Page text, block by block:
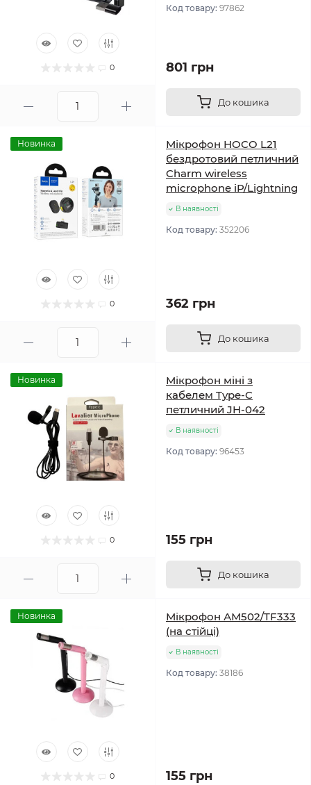
0
Код товару: 97862
801 грн
До кошика
Новинка
0
Мікрофон HOCO L21
бездротовий петличний
Charm wireless
microphone iP/Lightning
В наявності
Код товару: 352206
362 грн
До кошика
Новинка
0
Мікрофон міні з
кабелем Type-C
петличний JH-042
В наявності
Код товару: 96453
155 грн
До кошика
Новинка
0
Мікрофон АМ502/TF333
(на стійці)
В наявності
Код товару: 38186
155 грн